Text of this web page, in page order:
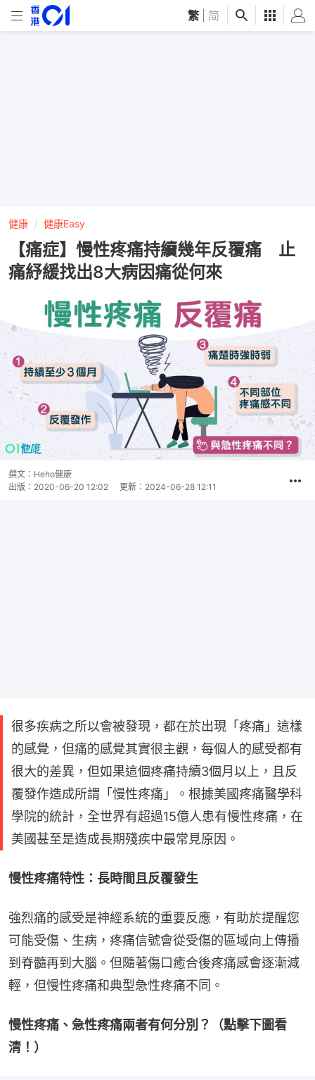
繁 简
健康 健康Easy
【痛症】慢性疼痛持續幾年反覆痛 止
痛紓緩找出8大病因痛從何來
撰文： Heho健康
出版： 2020-06-20 12:02 更新： 2024-06-28 12:11
很多疾病之所以會被發現，都在於出現「疼痛」這樣
的感覺，但痛的感覺其實很主觀，每個人的感受都有
很大的差異，但如果這個疼痛持續3個月以上，且反
覆發作造成所謂「慢性疼痛」。根據美國疼痛醫學科
學院的統計，全世界有超過15億人患有慢性疼痛，在
美國甚至是造成長期殘疾中最常見原因。
慢性疼痛特性：長時間且反覆發生
強烈痛的感受是神經系統的重要反應，有助於提醒您
可能受傷、生病，疼痛信號會從受傷的區域向上傳播
到脊髓再到大腦。但隨著傷口癒合後疼痛感會逐漸減
輕，但慢性疼痛和典型急性疼痛不同。
慢性疼痛、急性疼痛兩者有何分別？（點擊下圖看
清！）